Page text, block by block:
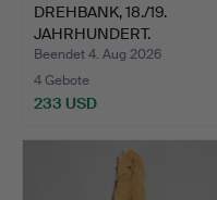
DREHBANK, 18./19.
JAHRHUNDERT.
Beendet 4. Aug 2026
4 Gebote
233 USD